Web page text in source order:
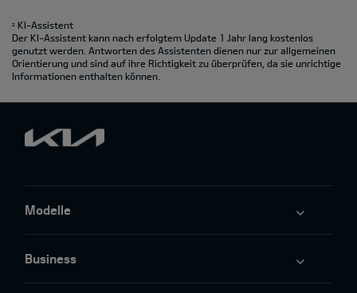
2
KI-Assistent
Der KI-Assistent kann nach erfolgtem Update 1 Jahr lang kostenlos
genutzt werden. Antworten des Assistenten dienen nur zur allgemeinen
Orientierung und sind auf ihre Richtigkeit zu überprüfen, da sie unrichtige
Informationen enthalten können.
Modelle
Business